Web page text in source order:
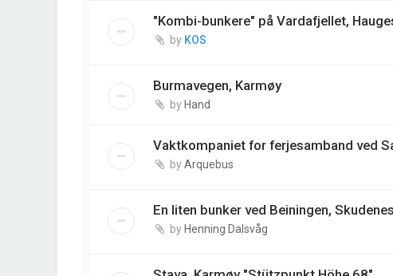
"Kombi-bunkere" på Vardafjellet,
by KOS
Burmavegen, Karmøy
by Hand
Vaktkompaniet for ferjesamband ved
byArquebus
En liten bunker ved Beiningen,
by Henning Dalsvåg